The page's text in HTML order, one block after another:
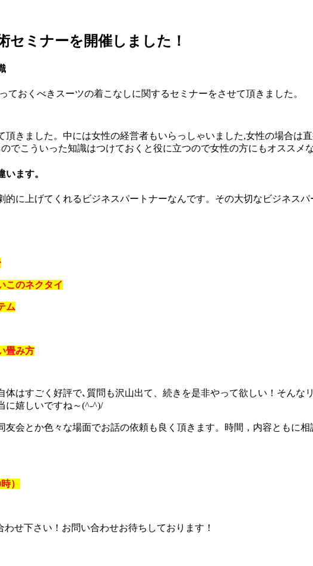
セミナーを開催しました！
ておくべきスーツの着こなしに関するセミナーをさせて頂きました。
頂きました。中には女性の経営者もいらっしゃいました,女性の場合は
でこういった知識はつけておくと役に立つので女性の方にもオススメな
ます。
に上げてくれるビジネスパートナーなんです。その大切なビジネス
このネクタイ
ム
畳み方
はすごく好評で､質問も沢山出て、続きを是非やって欲しい！そん
に嬉しいですね～(^-^)/
会とか色々な場面でお話の依頼も良く頂きます。時間，内容ともに
）
せ下さい！お問い合わせお待ちしております！